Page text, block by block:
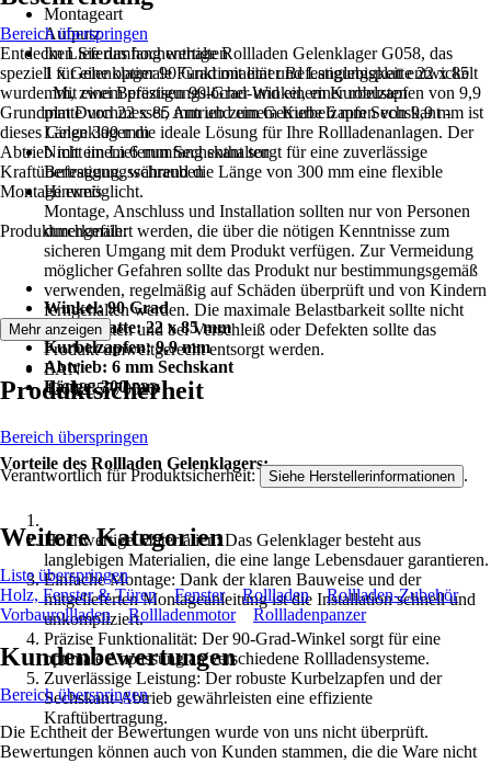
Montageart
Aufputz
Im Lieferumfang enthalten
1 x Gelenklager 90 Grad mit einer Befestigungsplatte 22 x 85
mm, zwei Befestigungslöcher und einem Kurbelzapfen von 9,9
mm Durchmesser, Antrieb zum Getriebe 6 mm Sechskant -
Länge 300 mm
Nicht im Lieferumfang enthalten
Befestigungsschrauben
Hinweis
Montage, Anschluss und Installation sollten nur von Personen
durchgeführt werden, die über die nötigen Kenntnisse zum
sicheren Umgang mit dem Produkt verfügen. Zur Vermeidung
möglicher Gefahren sollte das Produkt nur bestimmungsgemäß
verwenden, regelmäßig auf Schäden überprüft und von Kindern
ferngehalten werden. Die maximale Belastbarkeit sollte nicht
überschritten und bei Verschleiß oder Defekten sollte das
Produkt umweltgerecht entsorgt werden.
EAN
4260255770523
Bereich überspringen
Entdecken Sie das hochwertige Rollladen Gelenklager G058, das
speziell für eine optimale Funktionalität und Langlebigkeit entwickelt
wurde. Mit einem präzisen 90-Grad-Winkel, einer robusten
Grundplatte von 22 x 85 mm und einem Kurbelzapfen von 9,9 mm ist
dieses Gelenklager die ideale Lösung für Ihre Rollladenanlagen. Der
Abtrieb mit einem 6 mm Sechskant sorgt für eine zuverlässige
Kraftübertragung, während die Länge von 300 mm eine flexible
Montage ermöglicht.
Produktmerkmale:
Winkel: 90 Grad
Grundplatte: 22 x 85 mm
Kurbelzapfen: 9,9 mm
Abtrieb: 6 mm Sechskant
Länge: 300 mm
Vorteile des Rollladen Gelenklagers:
Hochwertige Materialien: Das Gelenklager besteht aus
langlebigen Materialien, die eine lange Lebensdauer garantieren.
Einfache Montage: Dank der klaren Bauweise und der
mitgelieferten Montageanleitung ist die Installation schnell und
unkompliziert.
Präzise Funktionalität: Der 90-Grad-Winkel sorgt für eine
optimale Anpassung an verschiedene Rollladensysteme.
Zuverlässige Leistung: Der robuste Kurbelzapfen und der
Sechskant-Abtrieb gewährleisten eine effiziente
Kraftübertragung.
Mehr anzeigen
Produktsicherheit
Bereich überspringen
Verantwortlich für Produktsicherheit: Siehe Herstellerinformationen .
Weitere Kategorien
Liste überspringen
Holz, Fenster & Türen
Fenster Rollladen
Rollladen-Zubehör
Vorbaurollladen
Rollladenmotor Rollladenpanzer
Kundenbewertungen
Bereich überspringen
Die Echtheit der Bewertungen wurde von uns nicht überprüft.
Bewertungen können auch von Kunden stammen, die die Ware nicht